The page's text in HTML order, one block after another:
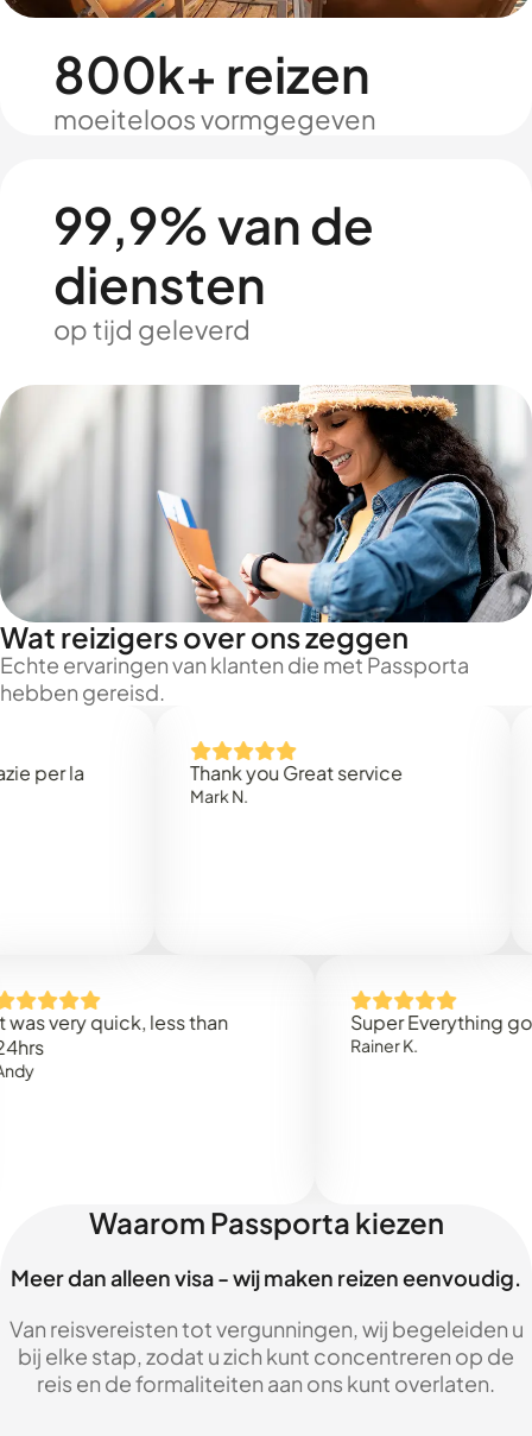
800k+ reizen
moeiteloos vormgegeven
99,9% van de
diensten
op tijd geleverd
Wat reizigers over ons zeggen
Echte ervaringen van klanten die met Passporta
hebben gereisd.
la Thank you Great service
quick, less than Super Everything good
Rainer K.
Waarom Passporta kiezen
Meer dan alleen visa - wij maken reizen eenvoudig.
Van reisvereisten tot vergunningen, wij begeleiden u
bij elke stap, zodat u zich kunt concentreren op de
reis en de formaliteiten aan ons kunt overlaten.